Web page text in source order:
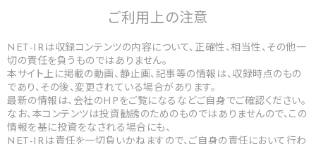
ご利用上の注意
NET-IRは収録コンテンツの内容について、正確性、相当性、その他一
切の責任を負うものではありません。
本サイト上に掲載の動画、静止画、記事等の情報は、収録時点のもの
であり、その後、変更されている場合があります。
最新の情報は、会社のHPをご覧になるなどご自身でご確認ください。
なお、本コンテンツは投資勧誘のためのものではありませんので、この
情報を基に投資をなされる場合にも、
NET-IRは責任を一切負いかねますので、ご自身の責任において行わ